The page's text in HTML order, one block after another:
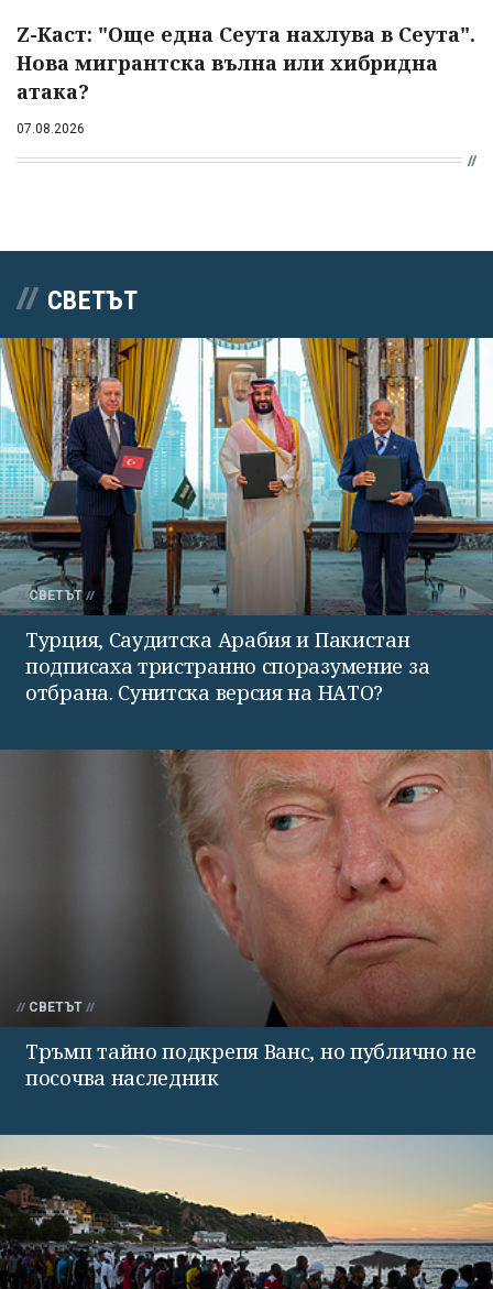
Z-Каст: "Още една Сеута нахлува в Сеута".
Нова мигрантска вълна или хибридна
атака?
07.08.2026
СВЕТЪТ
СВЕТЪТ
Турция, Саудитска Арабия и Пакистан
подписаха тристранно споразумение за
отбрана. Сунитска версия на НАТО?
СВЕТЪТ
Тръмп тайно подкрепя Ванс, но публично не
посочва наследник